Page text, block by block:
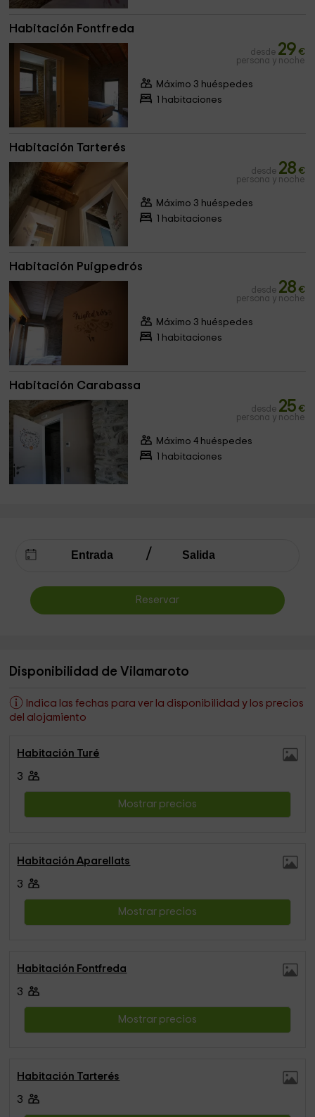
Habitación Fontfreda
desde 29 €
persona y noche
Máximo 3 huéspedes
1 habitaciones
Habitación Tarterés
desde 28 €
persona y noche
Máximo 3 huéspedes
1 habitaciones
Habitación Puigpedrós
desde 28 €
persona y noche
Máximo 3 huéspedes
1 habitaciones
Habitación Carabassa
desde 25 €
persona y noche
Máximo 4 huéspedes
1 habitaciones
Reservar
Disponibilidad de Vilamaroto
Indica las fechas para ver la disponibilidad y los precios
del alojamiento
Habitación Turé
3
Mostrar precios
Habitación Aparellats
3
Mostrar precios
Habitación Fontfreda
3
Mostrar precios
Habitación Tarterés
3